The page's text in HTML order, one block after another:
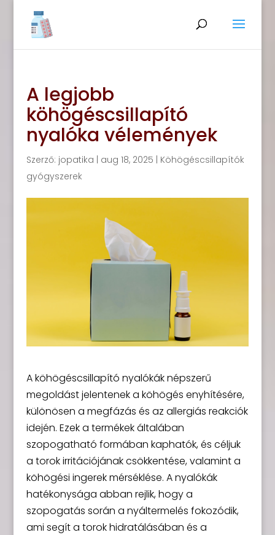
A legjobb
köhögéscsillapító
nyalóka vélemények
Szerző: jopatika aug 18, 2025
Köhögéscsillapítók
gyógyszerek
A köhögéscsillapító nyalókák népszerű
megoldást jelentenek a köhögés enyhítésére,
különösen a megfázás és az allergiás reakciók
idején. Ezek a termékek általában
szopogatható formában kaphatók, és céljuk
a torok irritációjának csökkentése, valamint a
köhögési ingerek mérséklése. A nyalókák
hatékonysága abban rejlik, hogy a
szopogatás során a nyáltermelés fokozódik,
ami segít a torok hidratálásában és a